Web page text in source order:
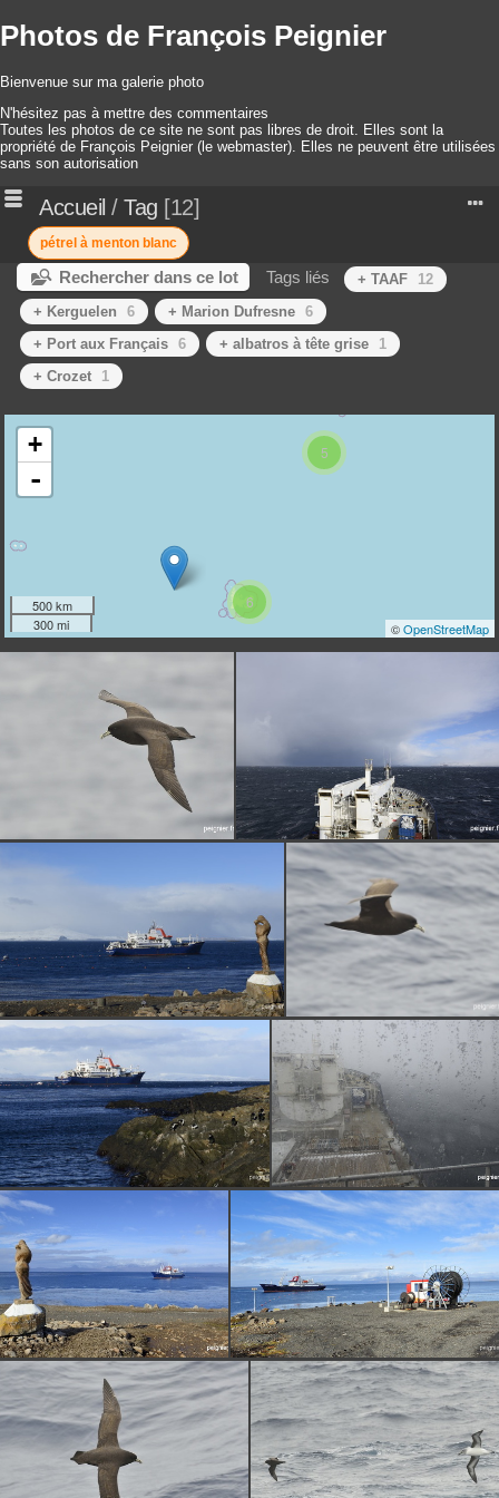
Photos de François Peignier
Bienvenue sur ma galerie photo
N'hésitez pas à mettre des commentaires
Toutes les photos de ce site ne sont pas libres de droit. Elles sont la
propriété de François Peignier (le webmaster). Elles ne peuvent être utilisées
sans son autorisation
Accueil / Tag 12
pétrel à menton blanc
Rechercher dans ce lot Tags liés + TAAF
12
+ Kerguelen
6 + Marion Dufresne 6
+ Port aux Français 6 + albatros à tête grise
1
+ Crozet
1
5
6
+
-
500 km
300 mi
©OpenStreetMap